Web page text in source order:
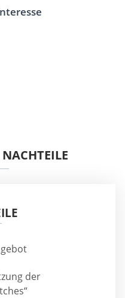
der